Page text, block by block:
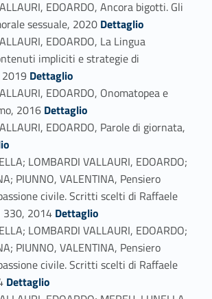
EDOARDO, Ancora bigotti. Gli
sessuale, 2020 Link identifier #identifier_person_116609-150
Dettaglio
EDOARDO, La Lingua
impliciti e strategie di
2019 Link identifier #identifier_person_114031-151
Dettaglio
EDOARDO, Onomatopea e
2016 Link identifier #identifier_person_100108-152
Dettaglio
EDOARDO, Parole di giornata,
LOMBARDI VALLAURI, EDOARDO;
PIUNNO, VALENTINA, Pensiero
civile. Scritti scelti di Raffaele
330, 2014 Link identifier #identifier_person_98856-154
Dettaglio
LOMBARDI VALLAURI, EDOARDO;
PIUNNO, VALENTINA, Pensiero
civile. Scritti scelti di Raffaele
Link identifier #identifier_person_65185-155
Dettaglio